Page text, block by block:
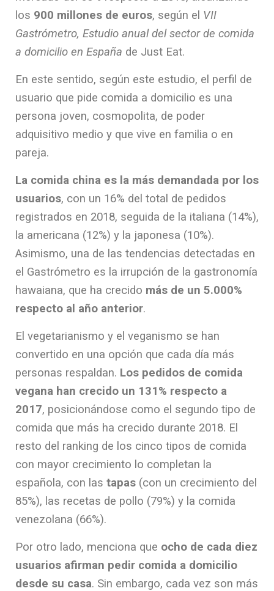
los 900 millones de euros, según el VII
Gastrómetro, Estudio anual del sector de comida
a domicilio en España de Just Eat.
En este sentido, según este estudio, el perfil de
usuario que pide comida a domicilio es una
persona joven, cosmopolita, de poder
adquisitivo medio y que vive en familia o en
pareja.
La comida china es la más demandada por los
usuarios, con un 16% del total de pedidos
registrados en 2018, seguida de la italiana (14%),
la americana (12%) y la japonesa (10%).
Asimismo, una de las tendencias detectadas en
el Gastrómetro es la irrupción de la gastronomía
hawaiana, que ha crecido más de un 5.000%
respecto al año anterior.
El vegetarianismo y el veganismo se han
convertido en una opción que cada día más
personas respaldan. Los pedidos de comida
vegana han crecido un 131% respecto a
2017, posicionándose como el segundo tipo de
comida que más ha crecido durante 2018. El
resto del ranking de los cinco tipos de comida
con mayor crecimiento lo completan la
española, con las tapas (con un crecimiento del
85%), las recetas de pollo (79%) y la comida
venezolana (66%).
Por otro lado, menciona que ocho de cada diez
usuarios afirman pedir comida a domicilio
desde su casa. Sin embargo, cada vez son más